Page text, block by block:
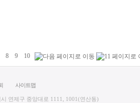
8 9 10
사이트맵
연제구 중앙대로 1111, 1001(연산동)